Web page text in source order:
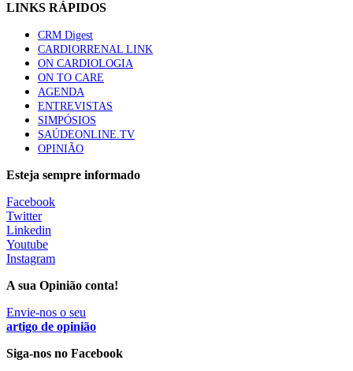
Quase quatro em cada dez doentes com enfarte
87 visualizações
Trodelvy aprovado para primeira linha no cancro da
mama triplo negativo metastático em doentes não
elegíveis para inibidores PD-(L)1
61 visualizações
MAIS NOTÍCIAS
Quase 11.900 jovens recorreram aos cheques psicólogo e
nutricionista no primeiro mês
7 Ago, 2026
ULS de Coimbra estreia cirurgia endoscópica do ouvido com
apoio robótico em Portugal
7 Ago, 2026 0 Comments
LINKS RÁPIDOS
CRM Digest
CARDIORRENAL LINK
ON CARDIOLOGIA
ON TO CARE
AGENDA
ENTREVISTAS
SIMPÓSIOS
SAÚDEONLINE.TV
OPINIÃO
Esteja sempre informado
Facebook
Twitter
Linkedin
Youtube
Instagram
A sua Opinião conta!
Envie-nos o seu
artigo de opinião
Siga-nos no Facebook